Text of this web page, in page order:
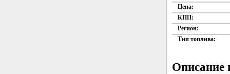
Цена:
КПП:
Регион:
Тип топлива:
Описание